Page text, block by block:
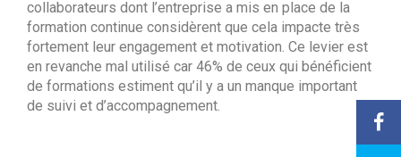
collaborateurs dont l’entreprise a mis en place de la
formation continue considèrent que cela impacte très
fortement leur engagement et motivation. Ce levier est
en revanche mal utilisé car 46% de ceux qui bénéficient
de formations estiment qu’il y a un manque important
de suivi et d’accompagnement.